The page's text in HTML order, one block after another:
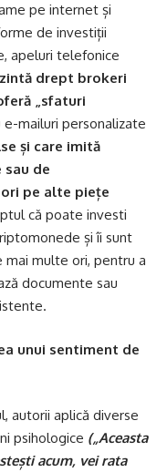
pe internet și
de investiții
apeluri telefonice
drept brokeri
„sfaturi
e-mailuri personalizate
și care imită
de
pe alte piețe
că poate investi
și îi sunt
multe ori, pentru a
documente sau
unui sentiment de
autorii aplică diverse
psihologice („Aceasta
acum, vei rata